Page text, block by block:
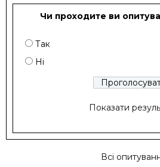
Чи проходите ви
Так
Ні
Показати
Всі